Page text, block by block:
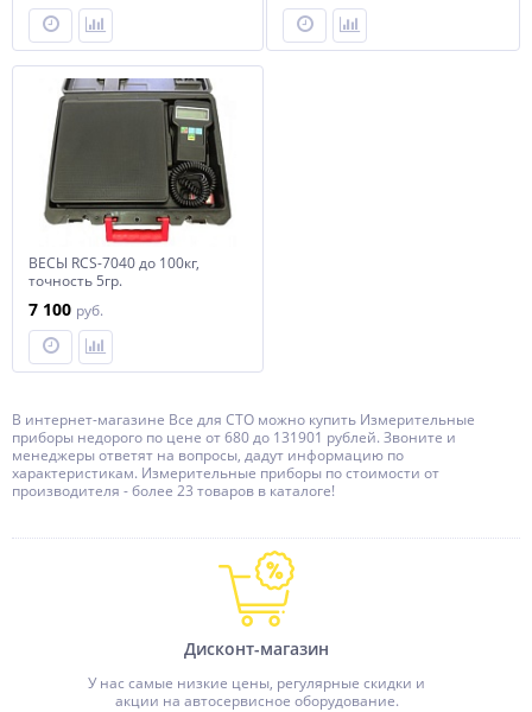
ВЕСЫ RCS-7040 до 100кг,
точность 5гр.
7 100 руб.
В интернет-магазине Все для СТО можно купить Измерительные
приборы недорого по цене от 680 до 131901 рублей. Звоните и
менеджеры ответят на вопросы, дадут информацию по
характеристикам. Измерительные приборы по стоимости от
производителя - более 23 товаров в каталоге!
Дисконт-магазин
У нас самые низкие цены, регулярные скидки и
акции на автосервисное оборудование.